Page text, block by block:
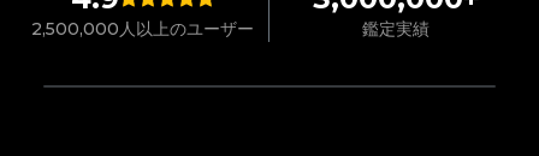
2,500,000人以上のユーザー 鑑定実績